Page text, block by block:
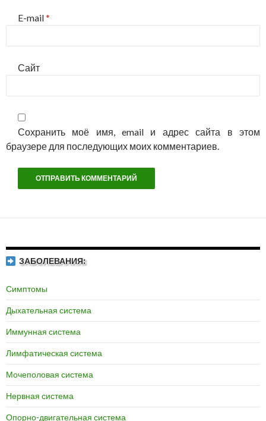
E-mail*
Сайт
Сохранить моё имя, email и адрес сайта в этом
браузере для последующих моих комментариев.
ЗАБОЛЕВАНИЯ:
Симптомы
Дыхательная система
Иммунная система
Лимфатическая система
Мочеполовая система
Нервная система
Опорно-двигательная система